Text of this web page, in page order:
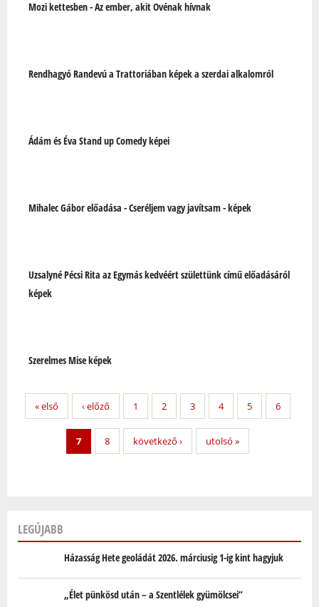
Mozi kettesben - Az ember, akit Ovénak hívnak
Rendhagyó Randevú a Trattoriában képek a szerdai alkalomról
Ádám és Éva Stand up Comedy képei
Mihalec Gábor előadása - Cseréljem vagy javítsam - képek
Uzsalyné Pécsi Rita az Egymás kedvéért születtünk című előadásáról
képek
Szerelmes Mise képek
« első ‹ előző 1 2 3 4 5 6
7 8 következő › utolsó »
LEGÚJABB
Házasság Hete geoládát 2026. márciusig 1-ig kint hagyjuk
„Élet pünkösd után – a Szentlélek gyümölcsei”